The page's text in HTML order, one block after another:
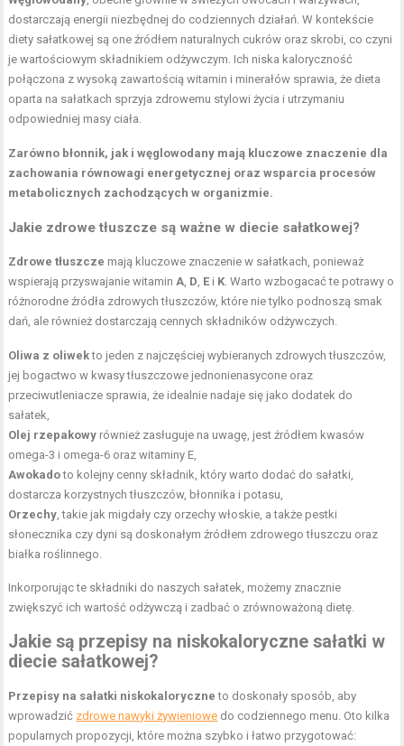
dostarczają energii niezbędnej do codziennych działań. W kontekście
diety sałatkowej są one źródłem naturalnych cukrów oraz skrobi, co czyni
je wartościowym składnikiem odżywczym. Ich niska kaloryczność
połączona z wysoką zawartością witamin i minerałów sprawia, że dieta
oparta na sałatkach sprzyja zdrowemu stylowi życia i utrzymaniu
odpowiedniej masy ciała.
Zarówno błonnik, jak i węglowodany mają kluczowe znaczenie dla
zachowania równowagi energetycznej oraz wsparcia procesów
metabolicznych zachodzących w organizmie.
Jakie zdrowe tłuszcze są ważne w diecie sałatkowej?
Zdrowe tłuszcze mają kluczowe znaczenie w sałatkach, ponieważ
wspierają przyswajanie witamin A D E i K . Warto wzbogacać te potrawy o
różnorodne źródła zdrowych tłuszczów, które nie tylko podnoszą smak
dań, ale również dostarczają cennych składników odżywczych.
Oliwa z oliwekto jeden z najczęściej wybieranych zdrowych tłuszczów,
jej bogactwo w kwasy tłuszczowe jednonienasycone oraz
przeciwutleniacze sprawia, że idealnie nadaje się jako dodatek do
sałatek,
Olej rzepakowy również zasługuje na uwagę, jest źródłem kwasów
omega-3 i omega-6 oraz witaminy E,
Awokadoto kolejny cenny składnik, który warto dodać do sałatki,
dostarcza korzystnych tłuszczów, błonnika i potasu,
Orzechy , takie jak migdały czy orzechy włoskie, a także pestki
słonecznika czy dyni są doskonałym źródłem zdrowego tłuszczu oraz
białka roślinnego.
Inkorporując te składniki do naszych sałatek, możemy znacznie
zwiększyć ich wartość odżywczą i zadbać o zrównoważoną dietę.
Jakie są przepisy na niskokaloryczne sałatki w
diecie sałatkowej?
Przepisy na sałatki niskokaloryczne to doskonały sposób, aby
wprowadzić zdrowe nawyki żywieniowe do codziennego menu. Oto kilka
popularnych propozycji, które można szybko i łatwo przygotować: